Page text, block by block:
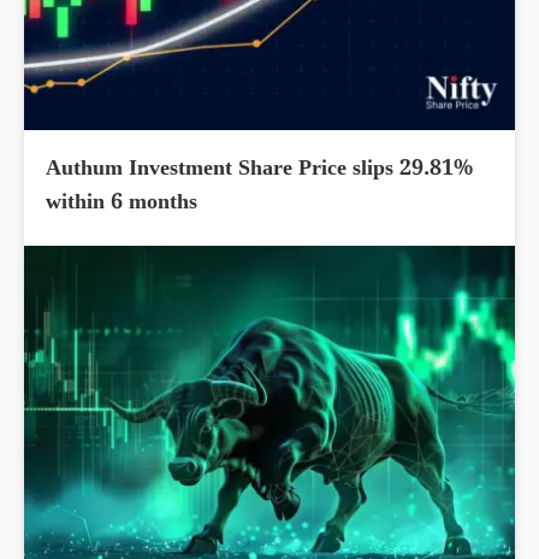
Authum Investment Share Price slips 29.81%
within 6 months